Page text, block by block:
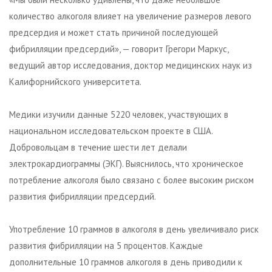
количество алкоголя влияет на увеличение размеров левого
предсердия и может стать причиной последующей
фибрилляции предсердий», — говорит Грегори Маркус,
ведущий автор исследования, доктор медицинских наук из
Калифорнийского университета.
Медики изучили данные 5220 человек, участвующих в
национальном исследовательском проекте в США.
Добровольцам в течение шести лет делали
электрокардиограммы (ЭКГ). Выяснилось, что хроническое
потребление алкоголя было связано с более высоким риском
развития фибрилляции предсердий.
Употребление 10 граммов в алкоголя в день увеличивало риск
развития фибрилляции на 5 процентов. Каждые
дополнительные 10 граммов алкоголя в день приводили к